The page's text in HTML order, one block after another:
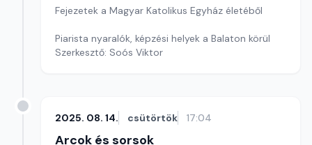
Fejezetek a Magyar Katolikus Egyház életéből
Piarista nyaralók, képzési helyek a Balaton körül
Szerkesztő: Soós Viktor
2025. 08. 14. csütörtök 17:04
Arcok és sorsok